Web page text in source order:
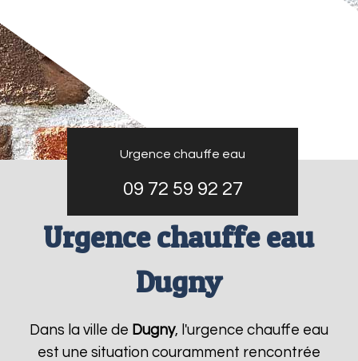
Urgence chauffe eau
09 72 59 92 27
Urgence chauffe eau
Dugny
Dans la ville de Dugny, l'urgence chauffe eau
est une situation couramment rencontrée